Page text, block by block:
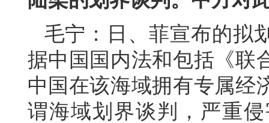
毛宁：日、菲宣布的拟
据中国国内法和包括《联
中国在该海域拥有专属经
谓海域划界谈判，严重